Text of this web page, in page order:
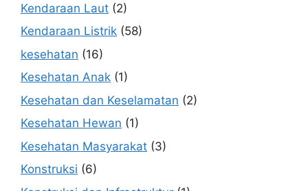
Kendaraan Laut (2)
Kendaraan Listrik (58)
kesehatan (16)
Kesehatan Anak (1)
Kesehatan dan Keselamatan (2)
Kesehatan Hewan (1)
Kesehatan Masyarakat (3)
Konstruksi (6)